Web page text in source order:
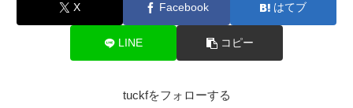
X Facebook はてブ
LINE コピー
tuckfをフォローする